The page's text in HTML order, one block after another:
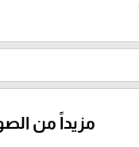
مزيداً من